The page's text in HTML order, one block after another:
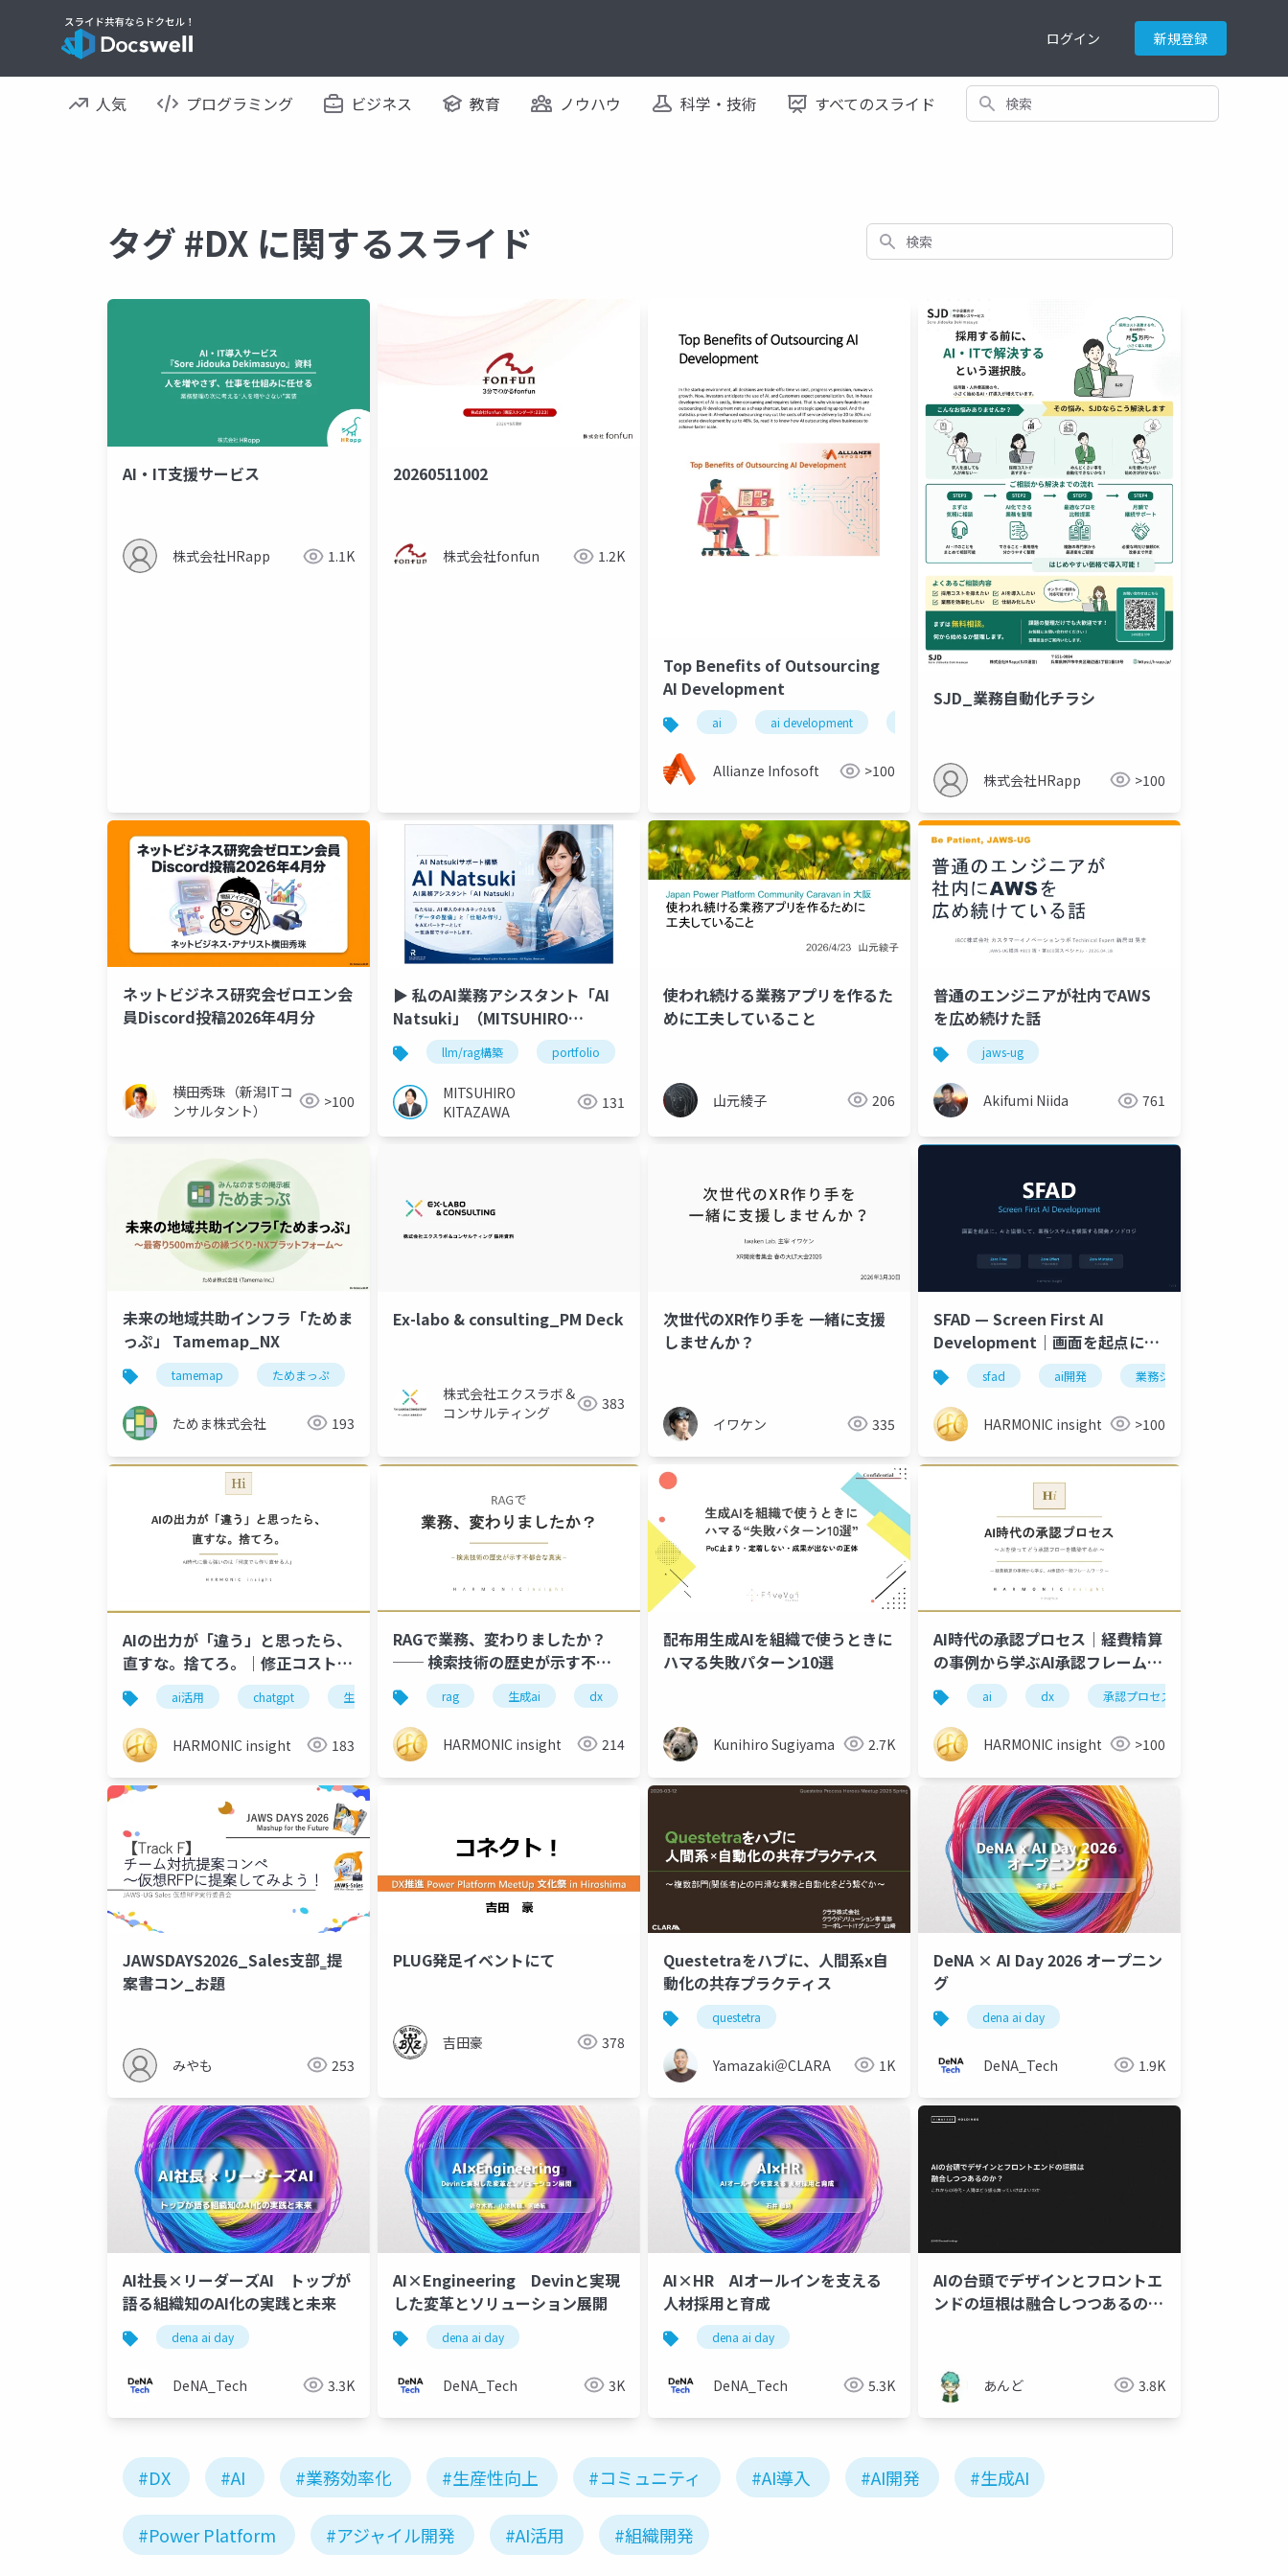
ログイン 新規登録
人気 プログラミング ビジネス 教育 ノウハウ 科学・技術 すべてのスライド 検索
タグ #DX に関するスライド 検索
AI・IT支援サービス
株式会社HRapp 1.1K
20260511002
株式会社fonfun 1.2K
Top Benefits of Outsourcing
AI Development
ai ai development
Allianze Infosoft >100
SJD_業務自動化チラシ
株式会社HRapp >100
ネットビジネス研究会ゼロエン会
員Discord投稿2026年4月分
横田秀珠（新潟ITコ
ンサルタント）
>100
▶︎ 私のAI業務アシスタント「AI
Natsuki」（MITSUHIRO
KITAZAWA）
llm/rag構築 portfolio
MITSUHIRO
KITAZAWA
131
使われ続ける業務アプリを作るた
めに工夫していること
山元綾子 206
普通のエンジニアが社内でAWS
を広め続けた話
jaws-ug
Akifumi Niida 761
未来の地域共助インフラ「ためま
っぷ」 Tamemap_NX
tamemap ためまっぷ
ためま株式会社 193
Ex-labo & consulting_PM Deck
株式会社エクスラボ＆
コンサルティング
383
次世代のXR作り手を 一緒に支援
しませんか？
イワケン 335
SFAD — Screen First AI
Development｜画面を起点にAI
と業務システムを構築する開発メ
ソドロジー
sfad ai開発 業務システム
HARMONIC insight >100
AIの出力が「違う」と思ったら、
直すな。捨てろ。｜修正コストは
作り直しの10倍
ai活用 chatgpt 生成ai 仕事術 業務効率化 プロンプト
HARMONIC insight 183
RAGで業務、変わりましたか？
── 検索技術の歴史が示す不都
合な真実
rag 生成ai dx
HARMONIC insight 214
配布用生成AIを組織で使うときに
ハマる失敗パターン10選
Kunihiro Sugiyama 2.7K
AI時代の承認プロセス｜経費精算
の事例から学ぶAI承認フレームワ
ーク
ai dx 承認プロセス
HARMONIC insight >100
JAWSDAYS2026_Sales支部‗提
案書コン_お題
みやも 253
PLUG発足イベントにて
吉田豪 378
Questetraをハブに、人間系x自
動化の共存プラクティス
questetra
Yamazaki＠CLARA 1K
DeNA × AI Day 2026 オープニン
グ
dena ai day
DeNA_Tech 1.9K
AI社長×リーダーズAI トップが
語る組織知のAI化の実践と未来
dena ai day
DeNA_Tech 3.3K
AI×Engineering Devinと実現
した変革とソリューション展開
dena ai day
DeNA_Tech 3K
AI×HR AIオールインを支える
人材採用と育成
dena ai day
DeNA_Tech 5.3K
AIの台頭でデザインとフロントエ
ンドの垣根は融合しつつあるの
あんど 3.8K
#DX #AI #業務効率化 #生産性向上 #コミュニティ #AI導入 #AI開発 #生成AI
#Power Platform #アジャイル開発 #AI活用 #組織開発